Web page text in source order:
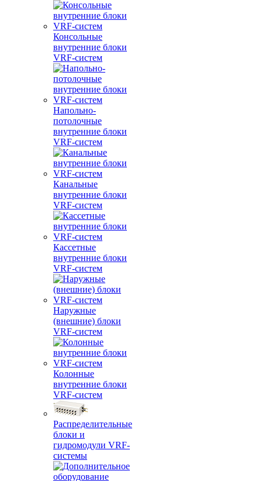
Консольные
внутренние блоки
VRF-систем
Напольно-
потолочные
внутренние блоки
VRF-систем
Канальные
внутренние блоки
VRF-систем
Кассетные
внутренние блоки
VRF-систем
Наружные
(внешние) блоки
VRF-систем
Колонные
внутренние блоки
VRF-систем
Распределительные
блоки и
гидромодули VRF-
системы